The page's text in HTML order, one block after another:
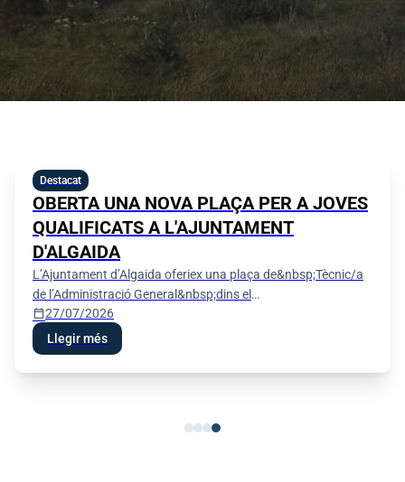
Destacat
OBERTA UNA NOVA PLAÇA PER A JOVES
QUALIFICATS A L'AJUNTAMENT
D'ALGAIDA
L’Ajuntament d’Algaida oferiex una plaça de&nbsp;Tècnic/a
de l’Administració General&nbsp;dins el
programa&nbsp;«SOIB - Oportunitats d’Ocupació per a
Persones Joves Qualifi
calendar_today27/07/2026
Llegir més